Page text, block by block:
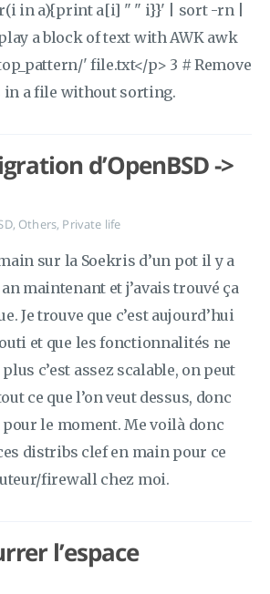
in a){print a[i] " " i}}' | sort -rn |
a block of text with AWK awk
' file.txt</p> 3 # Remove
in a file without sorting.
d’OpenBSD ->
, Others, Private life
sur la Soekris d’un pot il y a
maintenant et j’avais trouvé ça
Je trouve que c’est aujourd’hui
et que les fonctionnalités ne
c’est assez scalable, on peut
ce que l’on veut dessus, donc
le moment. Me voilà donc
distribs clef en main pour ce
firewall chez moi.
l’espace